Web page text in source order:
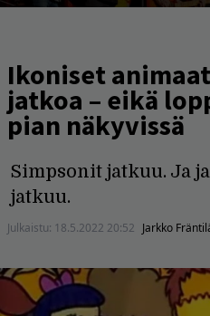
Ikoniset
jatkoa – eikä
pian näkyvissä
Simpsonit jatkuu. Ja
jatkuu.
Julkaistu: 18.5.2022 20:52 Jarkko